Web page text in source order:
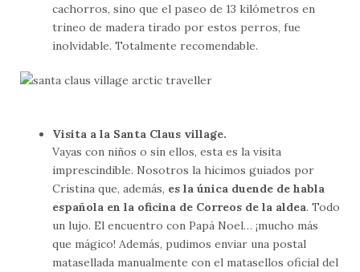
cachorros, sino que el paseo de 13 kilómetros en
trineo de madera tirado por estos perros, fue
inolvidable. Totalmente recomendable.
Visita a la Santa Claus village.
Vayas con niños o sin ellos, esta es la visita
imprescindible. Nosotros la hicimos guiados por
Cristina que, además, es la única duende de habla
española en la oficina de Correos de la aldea. Todo
un lujo. El encuentro con Papá Noel… ¡mucho más
que mágico! Además, pudimos enviar una postal
matasellada manualmente con el matasellos oficial del